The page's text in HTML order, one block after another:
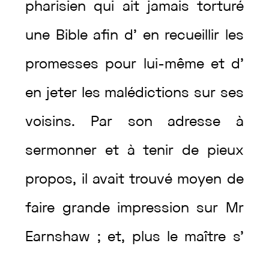
pharisien qui ait jamais torturé
une Bible afin d’ en recueillir les
promesses pour lui-même et d’
en jeter les malédictions sur ses
voisins. Par son adresse à
sermonner et àtenir de pieux
propos, il avaittrouvé moyen de
faire grande impression sur Mr
Earnshaw ; et, plus le maître s’